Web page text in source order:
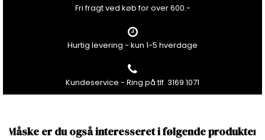
Fri fragt ved køb for over 600.-
Hurtig levering - kun 1-5 hverdage
Kundeservice - Ring på tlf. 3169 1071
Måske er du også interesseret i følgende produkter